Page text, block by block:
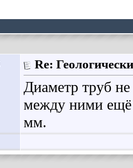
Re:
Диаметр труб
между ними ещё
мм.